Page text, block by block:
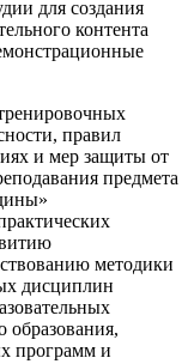
для создания
контента
правил
и мер защиты от
предмета
методики
дисциплин
образования,
программ и